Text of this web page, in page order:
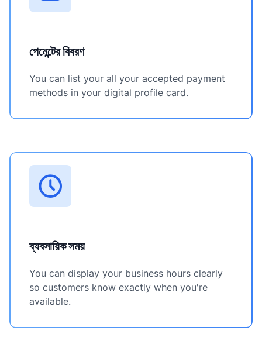
পেমেন্টের বিবরণ
You can list your all your accepted payment
methods in your digital profile card.
ব্যবসায়িক সময়
You can display your business hours clearly
so customers know exactly when you're
available.